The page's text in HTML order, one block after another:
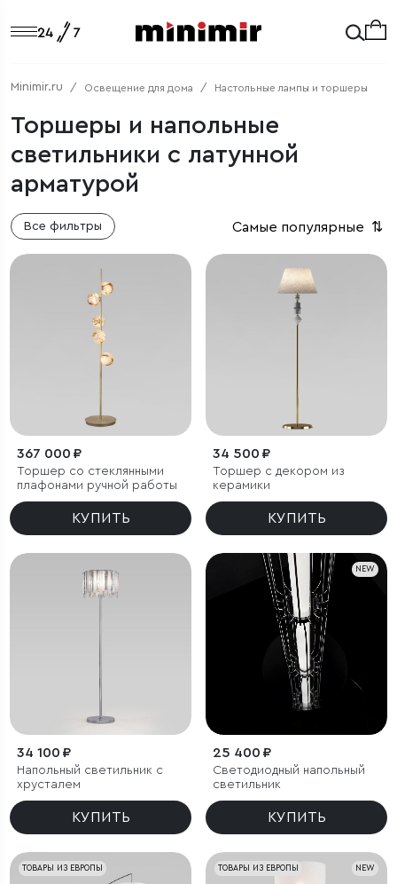
Minimir.ru Освещение для дома Настольные лампы и торшеры
Торшеры и напольные
светильники с латунной
арматурой
Все фильтры Самые популярные ⇅
367 000 ₽
Торшер со стеклянными
плафонами ручной работы
КУПИТЬ
34 500 ₽
Торшер с декором из
керамики
КУПИТЬ
34 100 ₽
Напольный светильник с
хрусталем
КУПИТЬ
NEW
25 400 ₽
Светодиодный напольный
светильник
КУПИТЬ
ТОВАРЫ ИЗ ЕВРОПЫ NEW
ТОВАРЫ ИЗ ЕВРОПЫ